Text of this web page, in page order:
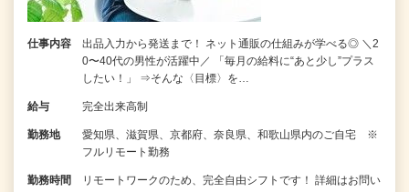
仕事内容
出品入力から発送まで！ ネット通販の仕組みが学べる◎ ＼2
0〜40代の男性が活躍中／ 「毎月の給料に“あと少し”プラス
したい！」 ⇒そんな〈目標〉を…
給与 完全出来高制
勤務地
愛知県、滋賀県、京都府、奈良県、和歌山県内のご自宅 ※
フルリモート勤務
勤務時間
リモートワークのため、完全自由シフトです！ 詳細はお問い